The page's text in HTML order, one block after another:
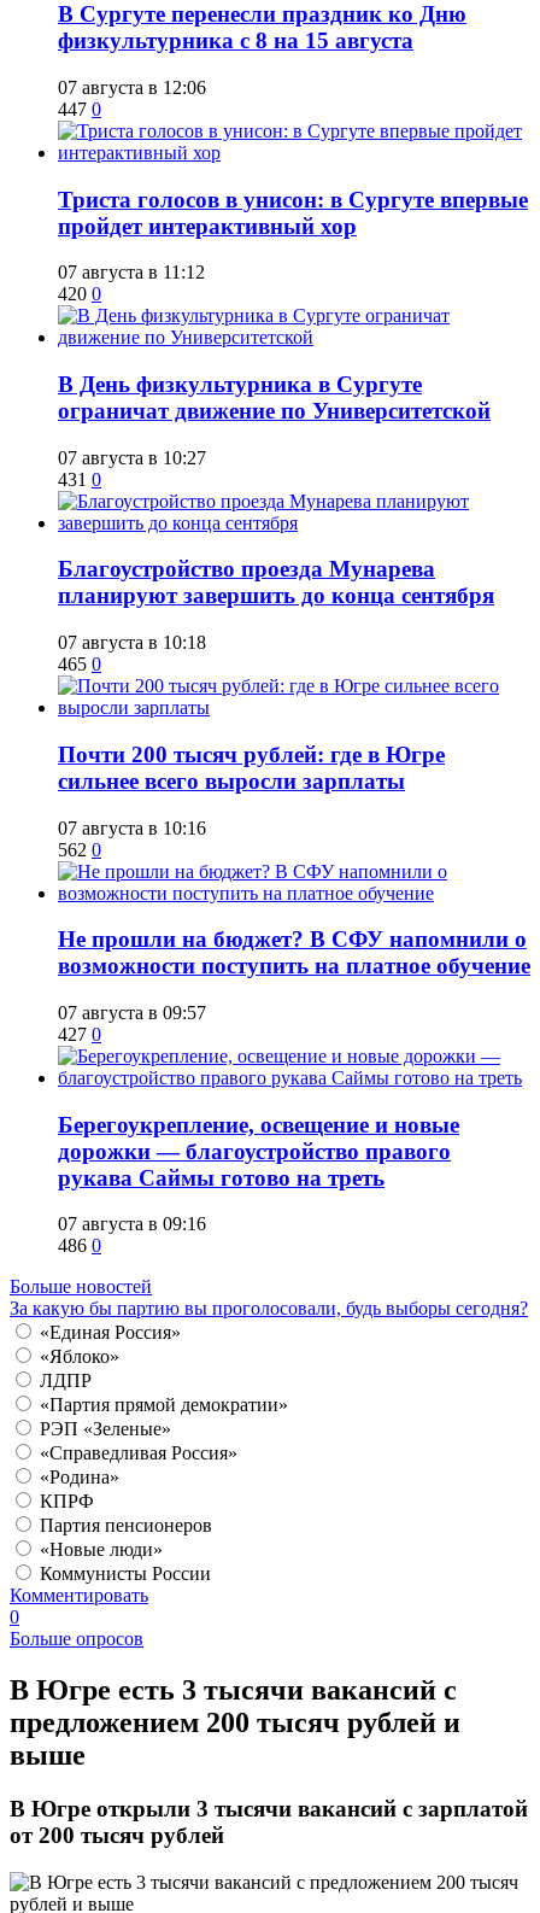
​В Сургуте перенесли праздник ко Дню
физкультурника с 8 на 15 августа
07 августа в 12:06
447 0
​Триста голосов в унисон: в Сургуте впервые
пройдет интерактивный хор
07 августа в 11:12
420 0
​В День физкультурника в Сургуте
ограничат движение по Университетской
07 августа в 10:27
431 0
Благоустройство проезда Мунарева
планируют завершить до конца сентября
07 августа в 10:18
465 0
​Почти 200 тысяч рублей: где в Югре
сильнее всего выросли зарплаты
07 августа в 10:16
562 0
Не прошли на бюджет? В СФУ напомнили о
возможности поступить на платное обучение
07 августа в 09:57
427 0
Берегоукрепление, освещение и новые
дорожки — благоустройство правого
рукава Саймы готово на треть
07 августа в 09:16
486 0
Больше новостей
За какую бы партию вы проголосовали, будь выборы сегодня?
«Единая Россия»
«Яблоко»
ЛДПР
«Партия прямой демократии»
РЭП «Зеленые»
«Справедливая Россия»
«Родина»
КПРФ
Партия пенсионеров
«Новые люди»
Коммунисты России
Комментировать
0
Больше опросов
В Югре есть 3 тысячи вакансий с
предложением 200 тысяч рублей и
выше
В Югре открыли 3 тысячи вакансий с зарплатой
от 200 тысяч рублей